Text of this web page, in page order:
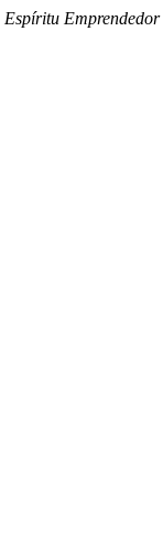
Espí­ritu Emprendedor